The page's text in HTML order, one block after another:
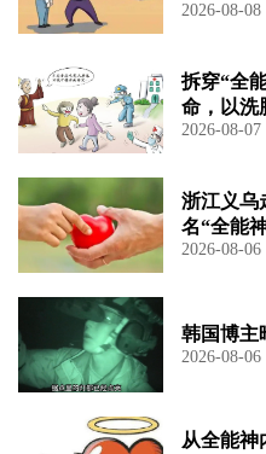
2026-08-08
拆穿“全
命，以洗
2026-08-07
浙江义乌
名“全能
2026-08-06
韩国博主
2026-08-06
从全能神